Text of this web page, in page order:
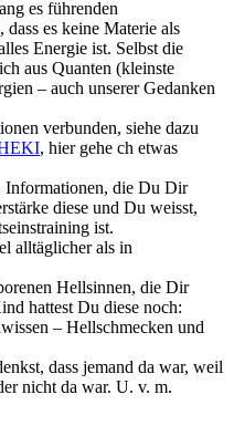
es führenden
dass es keine Materie als
Energie ist. Selbst die
aus Quanten (kleinste
– auch unserer Gedanken
verbunden, siehe dazu
, hier gehe ch etwas
Informationen, die Du Dir
diese und Du weisst,
ist.
alltäglicher als in
Hellsinnen, die Dir
hattest Du diese noch:
– Hellschmecken und
dass jemand da war, weil
nicht da war. U. v. m.